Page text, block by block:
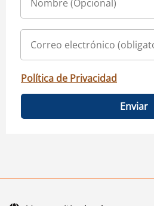
Política de Privacidad
Enviar